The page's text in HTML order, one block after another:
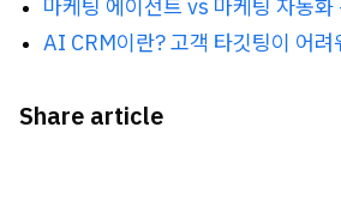
마케팅 에이전트 vs 마케팅 자동
AI CRM이란? 고객 타깃팅이 어려
Share article